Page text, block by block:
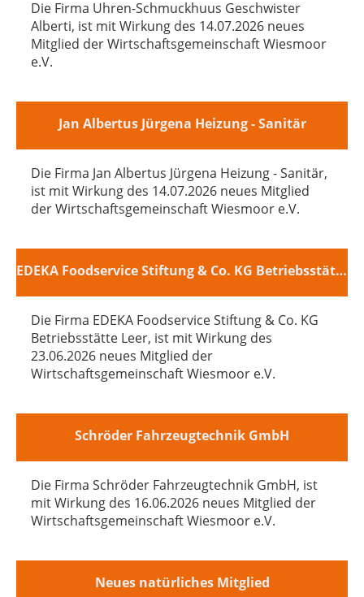
Die Firma Uhren-Schmuckhuus Geschwister
Alberti, ist mit Wirkung des 14.07.2026 neues
Mitglied der Wirtschaftsgemeinschaft Wiesmoor
e.V.
Jan Albertus Jürgena Heizung - Sanitär
Die Firma Jan Albertus Jürgena Heizung - Sanitär,
ist mit Wirkung des 14.07.2026 neues Mitglied
der Wirtschaftsgemeinschaft Wiesmoor e.V.
EDEKA Foodservice Stiftung & Co. KG Betriebsstätte Leer
Die Firma EDEKA Foodservice Stiftung & Co. KG
Betriebsstätte Leer, ist mit Wirkung des
23.06.2026 neues Mitglied der
Wirtschaftsgemeinschaft Wiesmoor e.V.
Schröder Fahrzeugtechnik GmbH
Die Firma Schröder Fahrzeugtechnik GmbH, ist
mit Wirkung des 16.06.2026 neues Mitglied der
Wirtschaftsgemeinschaft Wiesmoor e.V.
Neues natürliches Mitglied